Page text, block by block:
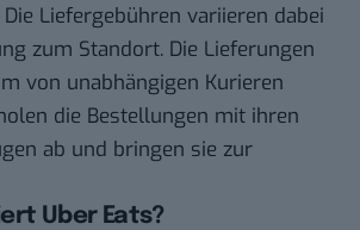
Liefergebühren variieren dabei
zum Standort. Die Lieferungen
von unabhängigen Kurieren
die Bestellungen mit ihren
ab und bringen sie zur
Uber Eats?